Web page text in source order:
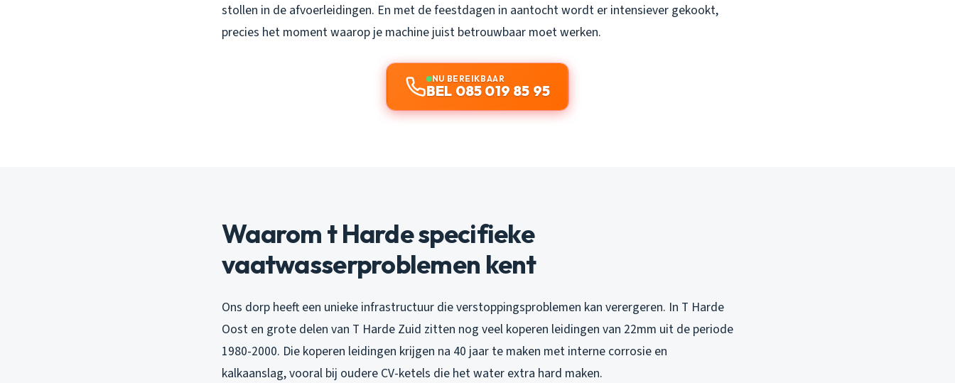
stollen in de afvoerleidingen. En met de feestdagen in aantocht wordt er intensiever gekookt,
precies het moment waarop je machine juist betrouwbaar moet werken.
NU BEREIKBAAR
BEL 085 019 85 95
Waarom t Harde specifieke
vaatwasserproblemen kent
Ons dorp heeft een unieke infrastructuur die verstoppingsproblemen kan verergeren. In T Harde
Oost en grote delen van T Harde Zuid zitten nog veel koperen leidingen van 22mm uit de periode
1980-2000. Die koperen leidingen krijgen na 40 jaar te maken met interne corrosie en
kalkaanslag, vooral bij oudere CV-ketels die het water extra hard maken.